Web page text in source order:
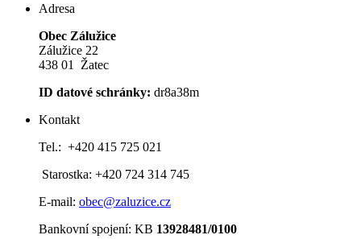
Adresa
Obec Zálužice
Zálužice 22
438 01 Žatec
ID datové schránky: dr8a38m
Kontakt
Tel.: +420 415 725 021
Starostka: +420 724 314 745
E-mail: obec@zaluzice.cz
Bankovní spojení: KB 13928481/0100